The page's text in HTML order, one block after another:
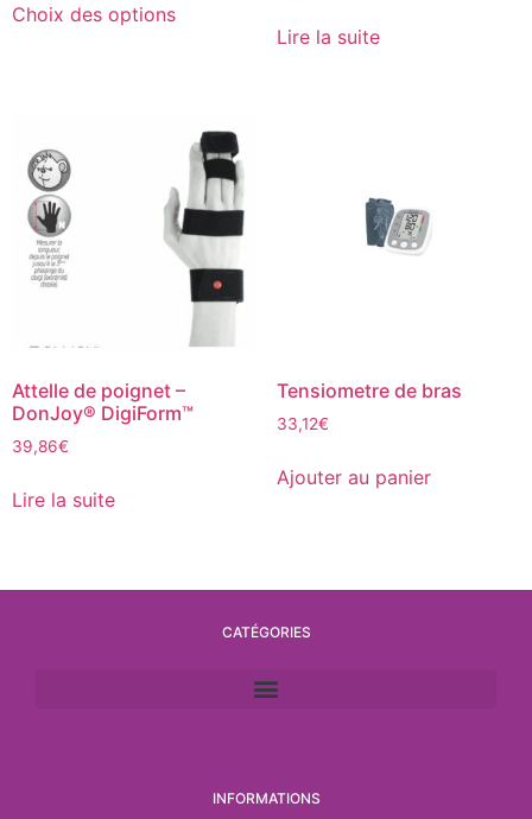
Choix des options
Lire la suite
Attelle de poignet –
DonJoy® DigiForm™
39,86€
Lire la suite
Tensiometre de bras
33,12€
Ajouter au panier
CATÉGORIES
INFORMATIONS